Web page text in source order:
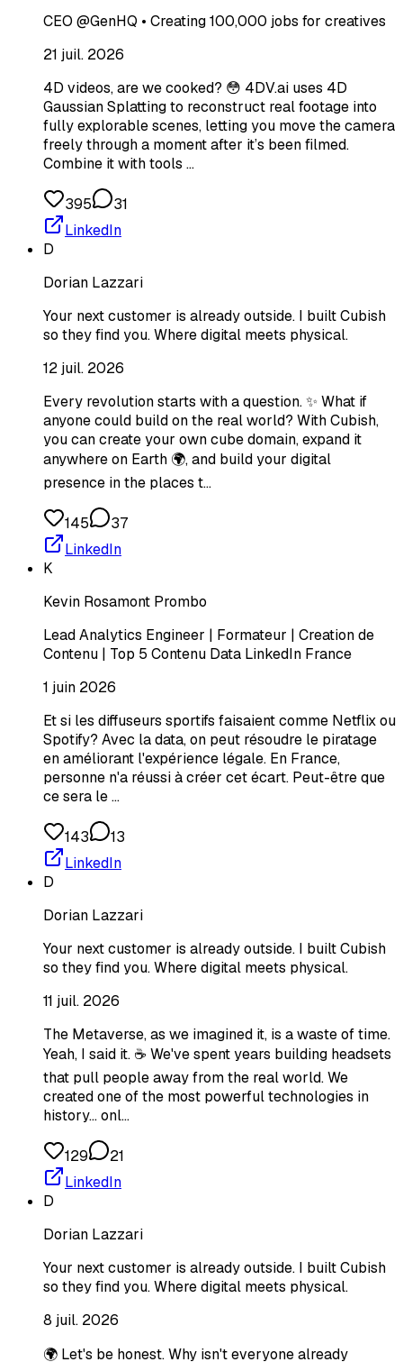
CEO @GenHQ • Creating 100,000 jobs for creatives
21 juil. 2026
4D videos, are we cooked? 😳 4DV.ai uses 4D
Gaussian Splatting to reconstruct real footage into
fully explorable scenes, letting you move the camera
freely through a moment after it’s been filmed.
Combine it with tools …
395
31
LinkedIn
D
Dorian Lazzari
Your next customer is already outside. I built Cubish
so they find you. Where digital meets physical.
12 juil. 2026
Every revolution starts with a question. ✨ What if
anyone could build on the real world? With Cubish,
you can create your own cube domain, expand it
anywhere on Earth 🌍, and build your digital
presence in the places t…
145
37
LinkedIn
K
Kevin Rosamont Prombo
Lead Analytics Engineer | Formateur | Creation de
Contenu | Top 5 Contenu Data LinkedIn France
1 juin 2026
Et si les diffuseurs sportifs faisaient comme Netflix ou
Spotify? Avec la data, on peut résoudre le piratage
en améliorant l'expérience légale. En France,
personne n'a réussi à créer cet écart. Peut-être que
ce sera le …
143
13
LinkedIn
D
Dorian Lazzari
Your next customer is already outside. I built Cubish
so they find you. Where digital meets physical.
11 juil. 2026
The Metaverse, as we imagined it, is a waste of time.
Yeah, I said it. ☕ We've spent years building headsets
that pull people away from the real world. We
created one of the most powerful technologies in
history... onl…
129
21
LinkedIn
D
Dorian Lazzari
Your next customer is already outside. I built Cubish
so they find you. Where digital meets physical.
8 juil. 2026
🌍 Let's be honest. Why isn't everyone already